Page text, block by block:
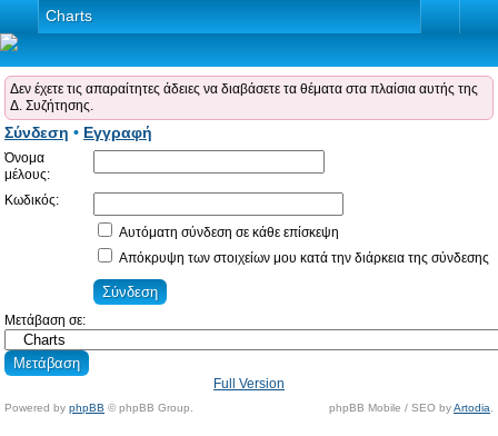
Charts
Δεν έχετε τις απαραίτητες άδειες να διαβάσετε τα θέματα στα πλαίσια αυτής της
Δ. Συζήτησης.
Σύνδεση • Εγγραφή
Όνομα
μέλους:
Κωδικός:
Αυτόματη σύνδεση σε κάθε επίσκεψη
Απόκρυψη των στοιχείων μου κατά την διάρκεια της σύνδεσης
Μετάβαση σε:
Full Version
Powered by phpBB © phpBB Group. phpBB Mobile / SEO byArtodia